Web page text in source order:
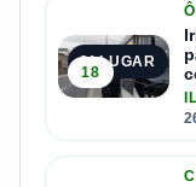
2º LUGAR
18